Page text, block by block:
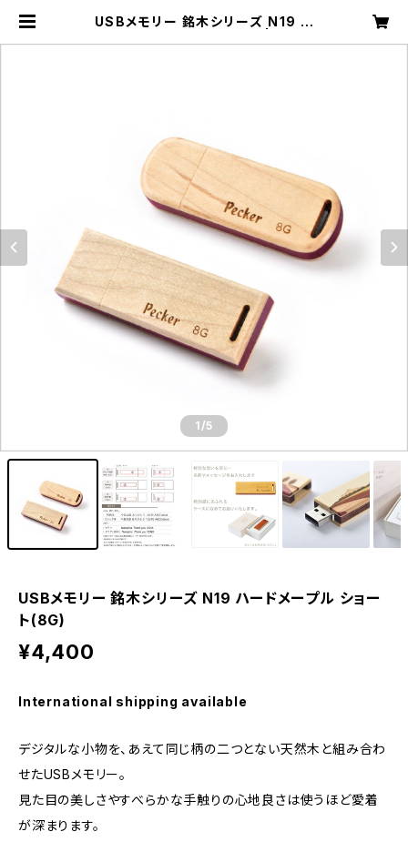
USBメモリー 銘木シリーズ N19 ハ
1 /5
USBメモリー 銘木シリーズ N19 ハードメープル ショー
ト(8G)
¥4,400
International shipping available
デジタルな小物を、あえて同じ柄の二つとない天然木と組み合わ
せたUSBメモリー。
見た目の美しさやすべらかな手触りの心地良さは使うほど愛着
が深まります。